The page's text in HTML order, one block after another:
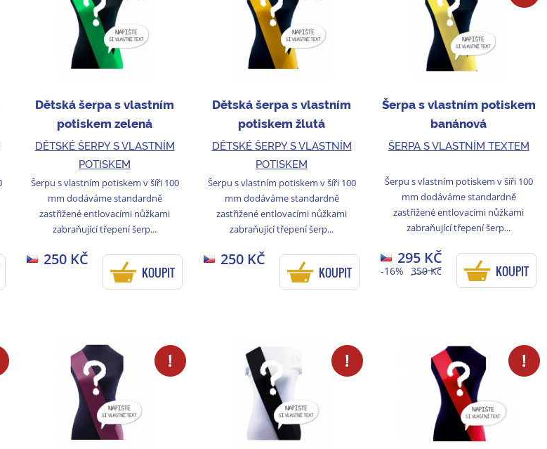
Dětská šerpa s vlastním
potiskem zelená
DĚTSKÉ ŠERPY S VLASTNÍM
POTISKEM
Šerpu s vlastním potiskem v šíři 100
mm dodáváme standardně
zastřižené entlovacími nůžkami
zabraňující třepení šerp...
250 KČ
KOUPIT
Dětská šerpa s vlastním
potiskem žlutá
DĚTSKÉ ŠERPY S VLASTNÍM
POTISKEM
Šerpu s vlastním potiskem v šíři 100
mm dodáváme standardně
zastřižené entlovacími nůžkami
zabraňující třepení šerp...
250 KČ
KOUPIT
Šerpa s vlastním potiskem
banánová
ŠERPA S VLASTNÍM TEXTEM
Šerpu s vlastním potiskem v šíři 100
mm dodáváme standardně
zastřižené entlovacími nůžkami
zabraňující třepení šerp...
350 Kč
-16%
295 KČ
KOUPIT